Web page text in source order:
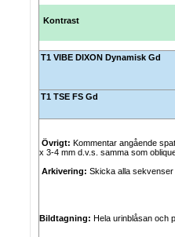
Kontrast
T1 VIBE DIXON Dynamisk Gd
T1 TSE FS Gd
Övrigt: Kommentar angående
x 3-4 mm d.v.s. samma som
Arkivering: Skicka alla
Bildtagning: Hela urinblåsan och